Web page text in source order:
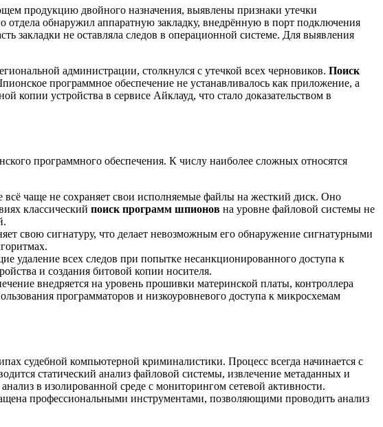
продукцию двойного назначения, выявлены признаки утечки
отдела обнаружил аппаратную закладку, внедрённую в порт подключения
закладки не оставляла следов в операционной системе. Для выявления
администрации, столкнулся с утечкой всех черновиков. Поиск
программное обеспечение не устанавливалось как приложение, а
копии устройства в сервисе Айклауд, что стало доказательством в
программного обеспечения. К числу наиболее сложных относятся
чаще не сохраняет свои исполняемые файлы на жесткий диск. Оно
классический поиск программ шпионов на уровне файловой системы не
свою сигнатуру, что делает невозможным его обнаружение сигнатурными
всех следов при попытке несанкционированного доступа к
и создания битовой копии носителя.
внедряется на уровень прошивки материнской платы, контроллера
программаторов и низкоуровневого доступа к микросхемам
судебной компьютерной криминалистики. Процесс всегда начинается с
статический анализ файловой системы, извлечение метаданных и
в изолированной среде с мониторингом сетевой активности.
профессиональными инструментами, позволяющими проводить анализ